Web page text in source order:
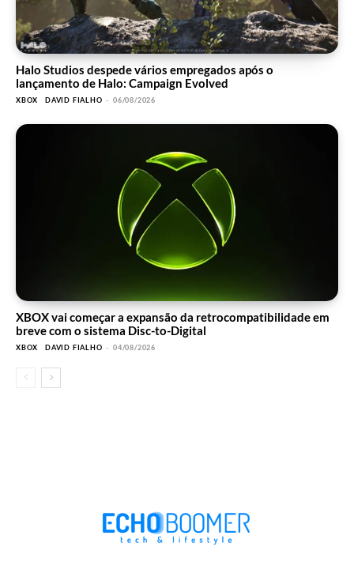
Halo Studios despede vários empregados após o
lançamento de Halo: Campaign Evolved
XBOX DAVID FIALHO - 06/08/2026
XBOX vai começar a expansão da retrocompatibilidade em
breve com o sistema Disc-to-Digital
XBOX DAVID FIALHO - 04/08/2026